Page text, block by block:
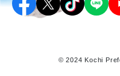
© 2024 Kochi